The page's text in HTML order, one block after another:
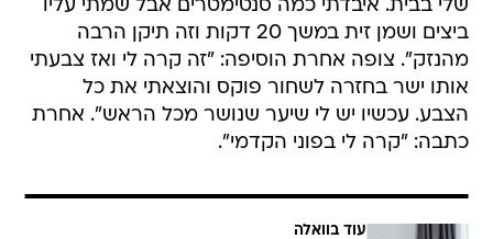
שלי בבית. איבדתי כמה סנטימטרים אבל שמתי עליו
ביצים ושמן זית במשך 20 דקות וזה תיקן הרבה
מהנזק". צופה אחרת הוסיפה: "זה קרה לי ואז צבעתי
אותו ישר בחזרה לשחור פוקס והוצאתי את כל
הצבע. עכשיו יש לי שיער שנושר מכל הראש". אחרת
כתבה: "קרה לי בפוני הקדמי".
עוד בוואלה